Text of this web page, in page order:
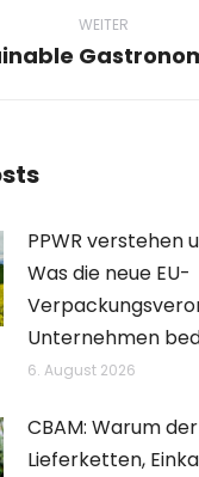
WEITER
Nächster
PPWR verstehen
Was die neue EU-
Unternehmen
6. August 2026
CBAM: Warum der
Lieferketten,